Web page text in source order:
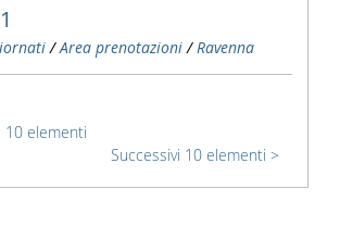
/Area prenotazioni /Ravenna
10 elementi
Successivi 10 elementi